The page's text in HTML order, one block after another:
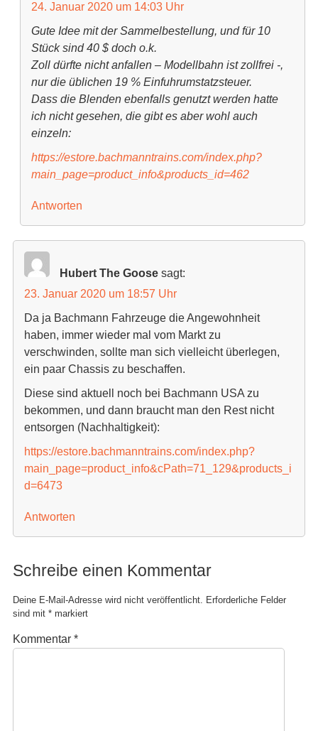
24. Januar 2020 um 14:03 Uhr
Gute Idee mit der Sammelbestellung, und für 10
Stück sind 40 $ doch o.k.
Zoll dürfte nicht anfallen – Modellbahn ist zollfrei -,
nur die üblichen 19 % Einfuhrumstatzsteuer.
Dass die Blenden ebenfalls genutzt werden hatte
ich nicht gesehen, die gibt es aber wohl auch
einzeln:
https://estore.bachmanntrains.com/index.php?
main_page=product_info&products_id=462
Antworten
Hubert The Goose sagt:
23. Januar 2020 um 18:57 Uhr
Da ja Bachmann Fahrzeuge die Angewohnheit
haben, immer wieder mal vom Markt zu
verschwinden, sollte man sich vielleicht überlegen,
ein paar Chassis zu beschaffen.
Diese sind aktuell noch bei Bachmann USA zu
bekommen, und dann braucht man den Rest nicht
entsorgen (Nachhaltigkeit):
https://estore.bachmanntrains.com/index.php?
main_page=product_info&cPath=71_129&products_i
d=6473
Antworten
Schreibe einen Kommentar
Deine E-Mail-Adresse wird nicht veröffentlicht. Erforderliche Felder
sind mit *markiert
Kommentar *